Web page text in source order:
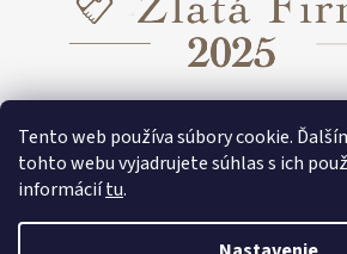
Tento web používa súbory cookie.
tohto webu vyjadrujete súhlas s ich
informáciítu.
Funkčné oblečenie pre
Funkčné oblečenie